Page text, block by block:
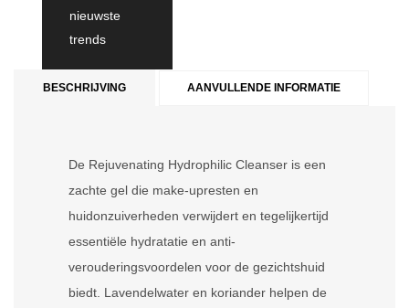
nieuwste
trends
BESCHRIJVING AANVULLENDE INFORMATIE
De Rejuvenating Hydrophilic Cleanser is een
zachte gel die make-upresten en
huidonzuiverheden verwijdert en tegelijkertijd
essentiële hydratatie en anti-
verouderingsvoordelen voor de gezichtshuid
biedt. Lavendelwater en koriander helpen de